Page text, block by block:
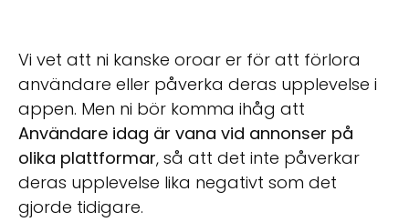
Vi vet att ni kanske oroar er för att förlora
användare eller påverka deras upplevelse i
appen. Men ni bör komma ihåg att
Användare idag är vana vid annonser på
olika plattformar, så att det inte påverkar
deras upplevelse lika negativt som det
gjorde tidigare.